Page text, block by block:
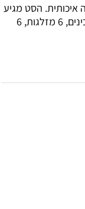
איכותית. הסט מגיע
באריזת מתנה מהודרת המכיל 24 חלקים: 6 סכינים, 6 מזלגות, 6